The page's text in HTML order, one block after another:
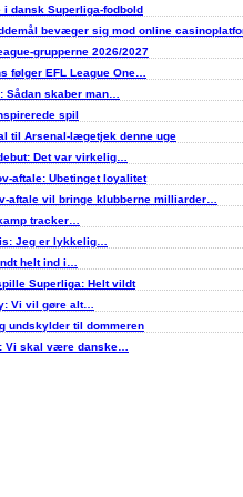
dansk Superliga-fodbold
bevæger sig mod online
grupperne 2026/2027
følger EFL League One…
Sådan skaber man…
spil
til Arsenal-lægetjek denne uge
Det var virkelig…
aftale: Ubetinget loyalitet
aftale vil bringe klubberne milliarder…
tracker…
Jeg er lykkelig…
helt ind i…
Superliga: Helt vildt
Vi vil gøre alt…
undskylder til dommeren
Vi skal være danske…